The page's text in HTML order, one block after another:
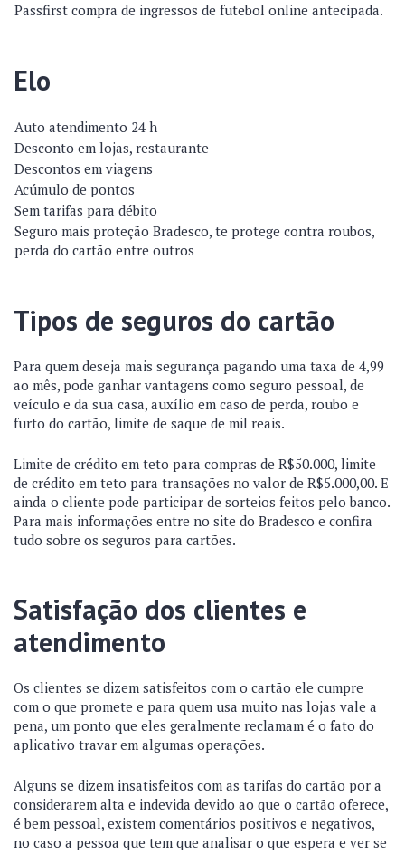
Passfirst compra de ingressos de futebol online antecipada.
Elo
Auto atendimento 24 h
Desconto em lojas, restaurante
Descontos em viagens
Acúmulo de pontos
Sem tarifas para débito
Seguro mais proteção Bradesco, te protege contra roubos,
perda do cartão entre outros
Tipos de seguros do cartão
Para quem deseja mais segurança pagando uma taxa de 4,99
ao mês, pode ganhar vantagens como seguro pessoal, de
veículo e da sua casa, auxílio em caso de perda, roubo e
furto do cartão, limite de saque de mil reais.
Limite de crédito em teto para compras de R$50.000, limite
de crédito em teto para transações no valor de R$5.000,00. E
ainda o cliente pode participar de sorteios feitos pelo banco.
Para mais informações entre no site do Bradesco e confira
tudo sobre os seguros para cartões.
Satisfação dos clientes e
atendimento
Os clientes se dizem satisfeitos com o cartão ele cumpre
com o que promete e para quem usa muito nas lojas vale a
pena, um ponto que eles geralmente reclamam é o fato do
aplicativo travar em algumas operações.
Alguns se dizem insatisfeitos com as tarifas do cartão por a
considerarem alta e indevida devido ao que o cartão oferece,
é bem pessoal, existem comentários positivos e negativos,
no caso a pessoa que tem que analisar o que espera e ver se